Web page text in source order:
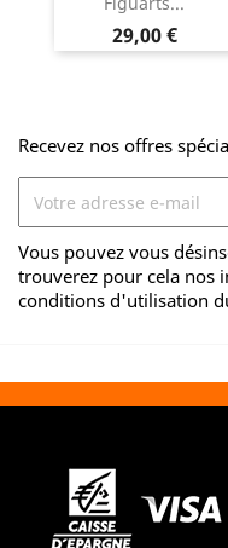
Prix
29,00 €
Recevez nos offres
Vous pouvez vous
trouverez pour cela nos
conditions d'utilisation